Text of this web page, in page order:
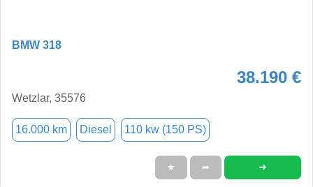
BMW 318
38.190 €
Wetzlar, 35576
16.000 km Diesel 110 kw (150 PS)
★ ➦ ➜